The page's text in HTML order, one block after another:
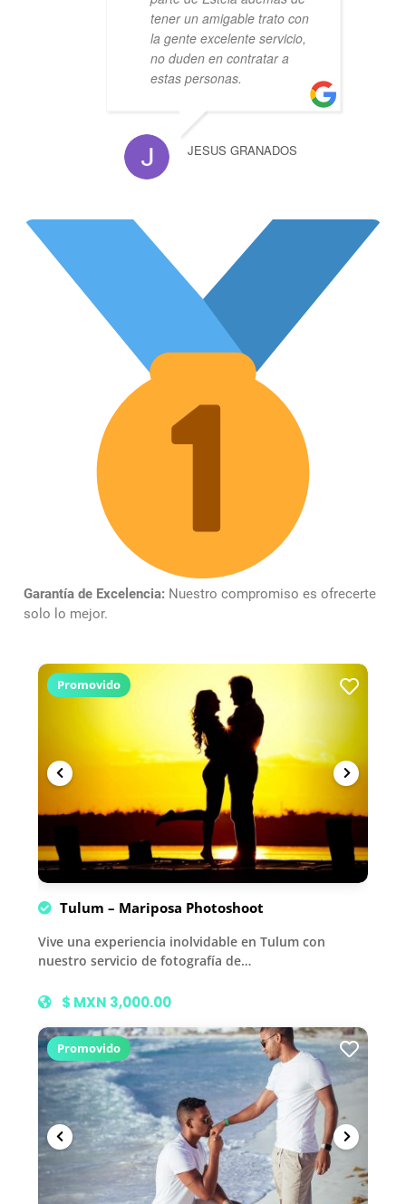
tener un amigable trato con
la gente excelente servicio,
no duden en contratar a
estas personas.
JESUS GRANADOS
Garantía de Excelencia: Nuestro compromiso es ofrecerte
solo lo mejor.
Promovido
Tulum – Mariposa Photoshoot
Vive una experiencia inolvidable en Tulum con
nuestro servicio de fotografía de…
$ MXN 3,000.00
Promovido